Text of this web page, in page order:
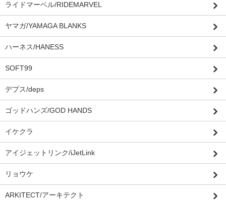
ライドマーベル/RIDEMARVEL
ヤマガ/YAMAGA BLANKS
ハーネス/HANESS
SOFT99
デプス/deps
ゴッドハンズ/GOD HANDS
イケクラ
アイジェットリンク/iJetLink
リョウケ
ARKITECT/アーキテクト